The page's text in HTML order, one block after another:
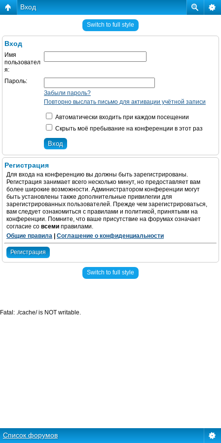
Вход
Switch to full style
Вход
Имя
пользовател
я:
Пароль:
Забыли пароль?
Повторно выслать письмо для активации учётной записи
Автоматически входить при каждом посещении
Скрыть моё пребывание на конференции в этот раз
Регистрация
Для входа на конференцию вы должны быть зарегистрированы.
Регистрация занимает всего несколько минут, но предоставляет вам
более широкие возможности. Администратором конференции могут
быть установлены также дополнительные привилегии для
зарегистрированных пользователей. Прежде чем зарегистрироваться,
вам следует ознакомиться с правилами и политикой, принятыми на
конференции. Помните, что ваше присутствие на форумах означает
согласие со всеми правилами.
Общие правила
Соглашение о конфиденциальности
Регистрация
Switch to full style
Список форумов
Fatal: ./cache/ is NOT writable.